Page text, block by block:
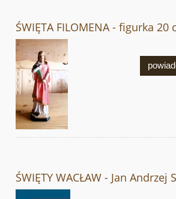
ŚWIĘTA FILOMENA - figurka 20
ŚWIĘTY WACŁAW - Jan Andrzej